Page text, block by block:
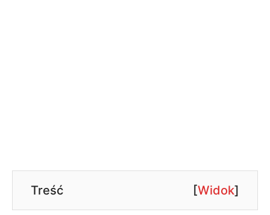
Treść [Widok]